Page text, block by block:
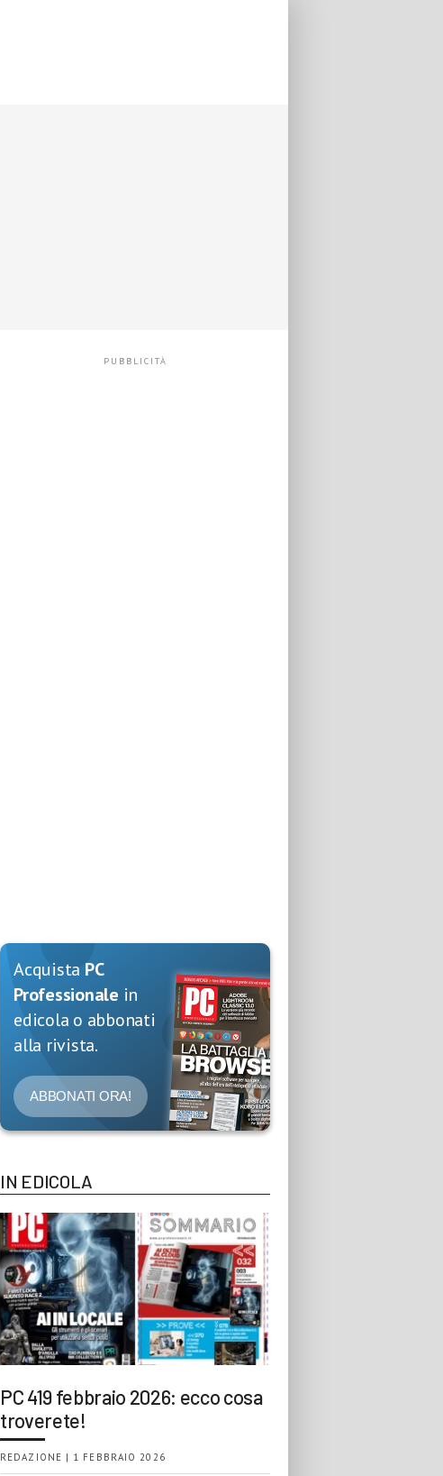
Acquista PC
Professionale in
edicola o abbonati
alla rivista.
ABBONATI ORA!
IN EDICOLA
PC 419 febbraio 2026: ecco cosa
troverete!
REDAZIONE | 1 FEBBRAIO 2026